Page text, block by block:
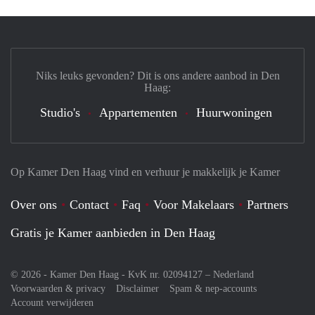
Op Kamer Den Haag vind en verhuur je makkelijk je Kamer
Over ons Contact Faq Voor Makelaars
Partners
Gratis je Kamer aanbieden in Den Haag
© 2026 - Kamer Den Haag - KvK nr. 02094127 – Nederland
Voorwaarden & privacy
Disclaimer
Spam & nep-accounts
Account verwijderen
Niks leuks gevonden? Dit is ons andere aanbod in Den
Haag:
Studio's Appartementen Huurwoningen